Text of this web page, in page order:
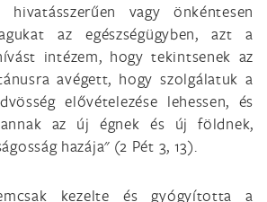
hivatásszerűen vagy önkéntesen
az egészségügyben, azt a
intézem, hogy tekintsenek az
avégett, hogy szolgálatuk a
elővételezése lehessen, és
annak az új égnek és új földnek,
hazája" (2 Pét 3, 13).
kezelte és gyógyította a